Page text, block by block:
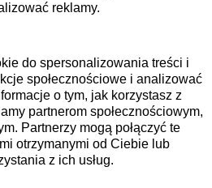
reklamy.
do spersonalizowania treści i
społecznościowe i analizować
o tym, jak korzystasz z
partnerom społecznościowym,
Partnerzy mogą połączyć te
otrzymanymi od Ciebie lub
z ich usług.